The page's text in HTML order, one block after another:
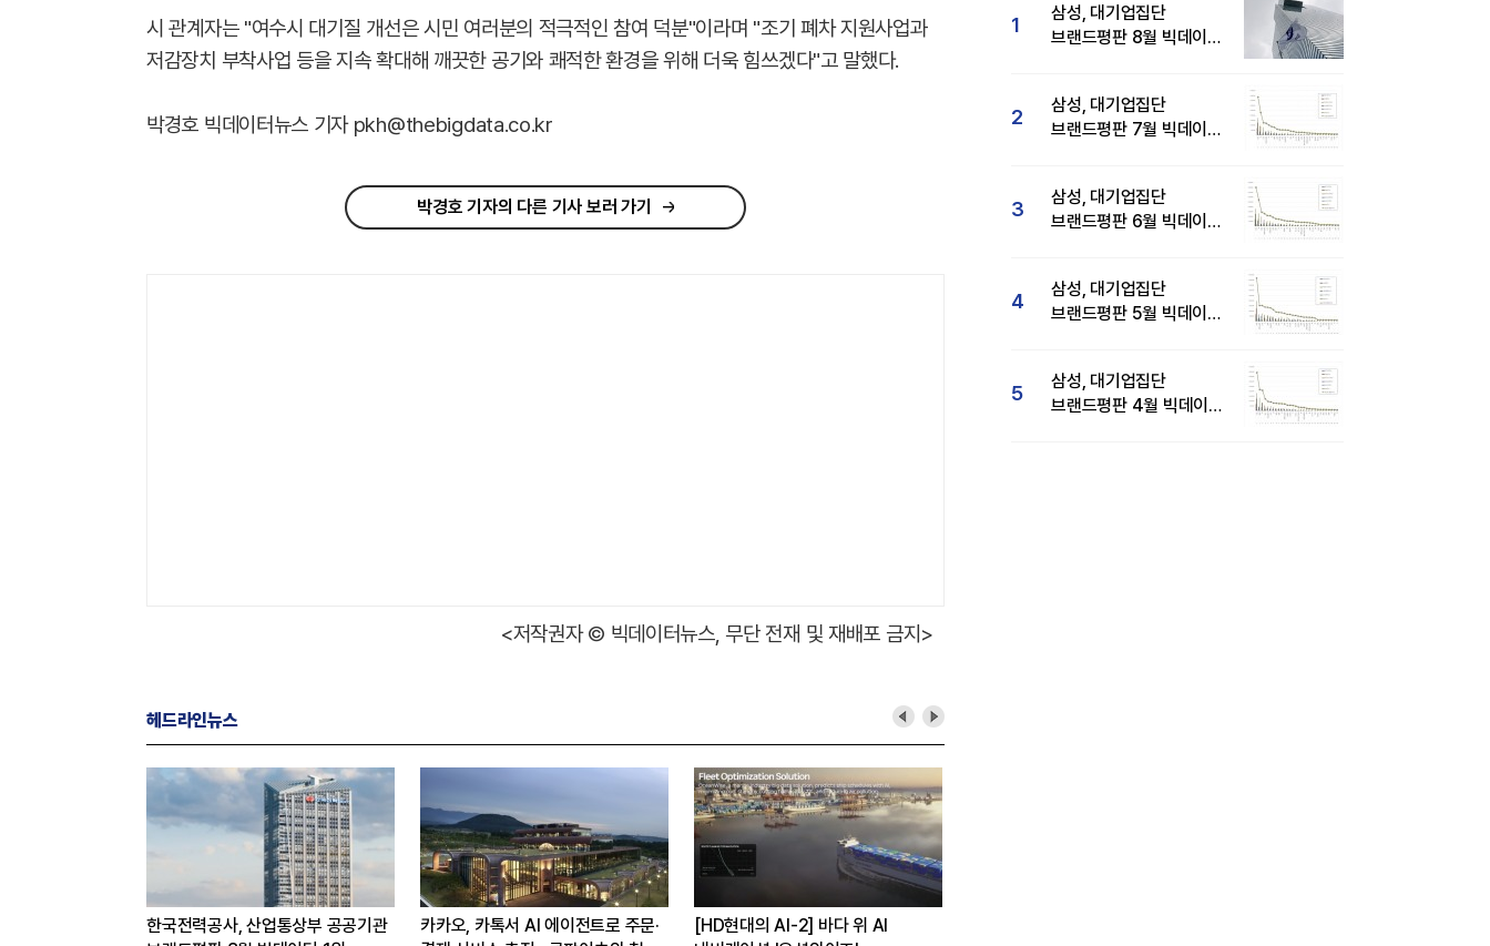
시 관계자는 "여수시 대기질 개선은 시민 여러분의 적극적인 참여 덕분"이라며 "조기 폐차 지원사업과
저감장치 부착사업 등을 지속 확대해 깨끗한 공기와 쾌적한 환경을 위해 더욱 힘쓰겠다"고 말했다.
박경호 빅데이터뉴스 기자 pkh@thebigdata.co.kr
박경호 기자의 다른 기사 보러 가기
<저작권자 © 빅데이터뉴스, 무단 전재 및 재배포 금지>
헤드라인뉴스
AI 에이전트로 주문·
[HD현대의 AI-2] 바다 위 AI
이재용 회장, CEO 브랜드평판 8월
[LIG D&A 50년-35] '신궁' 플랫폼
1
삼성, 대기업집단
브랜드평판 8월 빅데이터
2
삼성, 대기업집단
브랜드평판 7월 빅데이터
3
삼성, 대기업집단
브랜드평판 6월 빅데이터
4
삼성, 대기업집단
브랜드평판 5월 빅데이터
5
삼성, 대기업집단
브랜드평판 4월 빅데이터